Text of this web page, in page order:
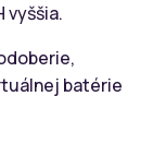
vyššia.
batérie